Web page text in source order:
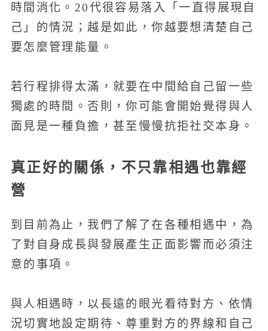
時間消化。20代很容易落入「一直得展現自
己」的情況；越是如此，你越要想清楚自己
要怎麼管理能量。
若行程排得太滿，就要在中間給自己留一些
獨處的時間。否則，你可能會開始覺得與人
面見是一種負擔，甚至慢慢抗拒社交本身。
真正好的關係，不只靠相遇也靠經
營
到目前為止，我們了解了在各種相遇中，為
了對自身成長與發展產生正面影響而必須注
意的事項。
與人相遇時，以長遠的眼光看待對方、依情
況切實地設定期待、尊重對方的界線和自己